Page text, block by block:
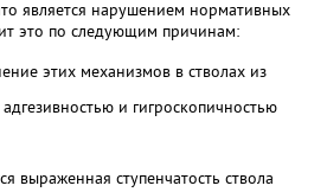
является нарушением нормативных
это по следующим причинам:
этих механизмов в стволах из
и гигроскопичностью
выраженная ступенчатость ствола